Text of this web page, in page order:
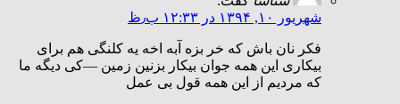
شهریور ۱۰, ۱۳۹۴ در ۱۲:۳۳ ب٫ظ
فکر نان باش که خر بزه آبه اخه یه کلنگی هم برای
بیکاری این همه جوان بیکار بزنین زمین —کی دیگه ما
که مردیم از این همه قول بی عمل